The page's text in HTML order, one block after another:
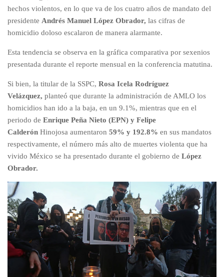
hechos violentos, en lo que va de los cuatro años de mandato del
presidente Andrés Manuel López Obrador, las cifras de
homicidio doloso escalaron de manera alarmante.
Esta tendencia se observa en la gráfica comparativa por sexenios
presentada durante el reporte mensual en la conferencia matutina.
Si bien, la titular de la SSPC, Rosa Icela Rodríguez
Velázquez, planteó que durante la administración de AMLO los
homicidios han ido a la baja, en un 9.1%, mientras que en el
periodo de Enrique Peña Nieto (EPN) y Felipe
Calderón Hinojosa aumentaron 59% y 192.8% en sus mandatos
respectivamente, el número más alto de muertes violenta que ha
vivido México se ha presentado durante el gobierno de López
Obrador.